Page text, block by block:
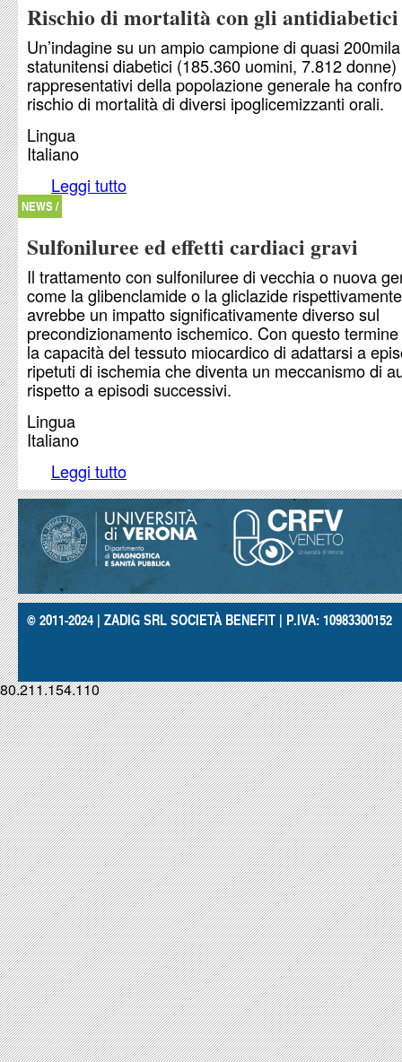
Rischio di mortalità con gli
Un’indagine su un ampio campione di quasi 200mila
statunitensi diabetici (185.360 uomini, 7.812 donne)
rappresentativi della popolazione generale ha
rischio di mortalità di diversi ipoglicemizzanti orali.
Lingua
Italiano
Leggi tutto
NEWS /
Sulfoniluree ed effetti cardiaci gravi
Il trattamento con sulfoniluree di vecchia o nuova
come la glibenclamide o la gliclazide
avrebbe un impatto significativamente diverso sul
precondizionamento ischemico. Con questo
la capacità del tessuto miocardico di adattarsi a
ripetuti di ischemia che diventa un meccanismo di
rispetto a episodi successivi.
Lingua
Italiano
Leggi tutto
© 2011-2024 | ZADIG SRL SOCIETÀ BENEFIT | P.IVA: 10983300152
80.211.154.110